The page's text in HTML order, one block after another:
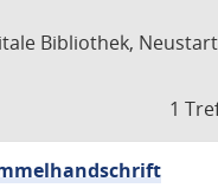
Bibliothek,
1